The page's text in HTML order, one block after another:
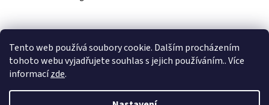
Tento web používá soubory cookie. Dalším procházením
tohoto webu vyjadřujete souhlas s jejich používáním.. Více
informacízde.
Z
Travnik-realizace.cz Kontakty Odstoupení od smlouvy